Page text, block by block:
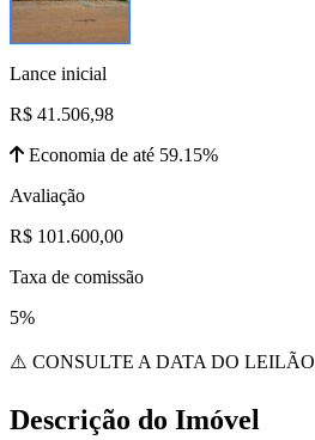
Lance inicial
R$ 41.506,98
Economia de até 59.15%
Avaliação
R$ 101.600,00
Taxa de comissão
5%
⚠️ CONSULTE A DATA DO LEILÃO
Descrição do Imóvel